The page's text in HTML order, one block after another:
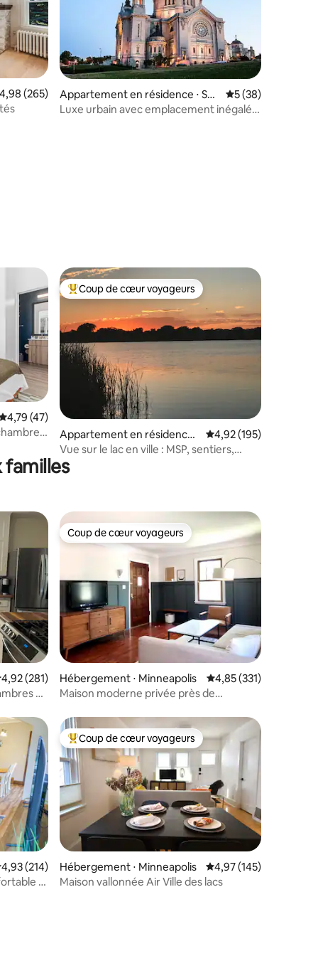
: 4,87 sur 5
moyenne sur la base de 265 commentaires : 4,98 sur 5
4,98 (265)
Appartement en résidence ⋅ Sai
nt Paul
Évaluation
5 (38)
Luxe urbain avec emplacement inégalé -
: 5 sur 5
moyenne sur la base de 47 commentaires : 4,79 sur 5
4,79 (47)
•
Coups de cœur voyageurs les plus appréciés
Coup de cœur voyageurs
Appartement en résidence ⋅
Minneapolis
Évaluation moyenne
4,92 (195)
Vue sur le lac en ville : MSP, sentiers,
magnifique !
familles
: 4,92 sur 5
appréciés
moyenne sur la base de 281 commentaires : 4,92 sur 5
4,92 (281)
à
Coup de cœur voyageurs
Coup de cœur voyageurs
Hébergement ⋅ Minneapolis Évaluation moyenne
4,85 (331)
Maison moderne privée près de
: 4,86 sur 5
appréciés
moyenne sur la base de 214 commentaires : 4,93 sur 5
4,93 (214)
-
Coups de cœur voyageurs les plus appréciés
Coup de cœur voyageurs
Hébergement ⋅ Minneapolis Évaluation moyenne
4,97 (145)
Maison vallonnée Air Ville des lacs